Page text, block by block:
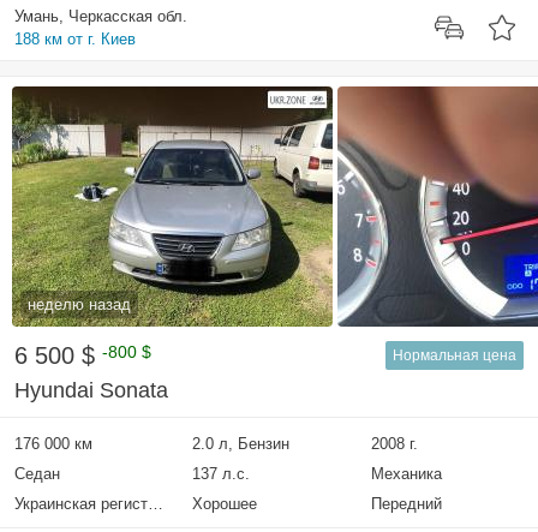
Умань, Черкасская обл.
188 км от г. Киев
неделю назад
6 500 $ -800 $ Нормальная цена
Hyundai Sonata
176 000 км 2.0 л, Бензин
2008 г.
Седан
137 л.с.
Механика
Украинская регистрация
Хорошее Передний